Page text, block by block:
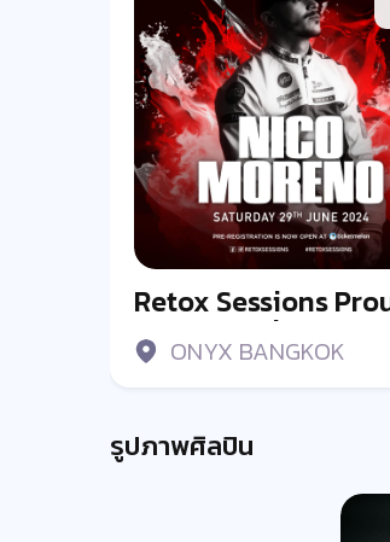
Retox Sessions
Presents Nico
at Onyx Bangkok
ONYX BANGKOK
รูปภาพศิลปิน